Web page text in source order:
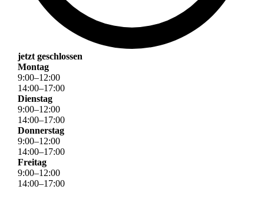
jetzt geschlossen
Montag
9:00–12:00
14:00–17:00
Dienstag
9:00–12:00
14:00–17:00
Donnerstag
9:00–12:00
14:00–17:00
Freitag
9:00–12:00
14:00–17:00